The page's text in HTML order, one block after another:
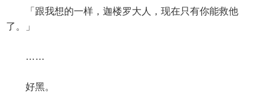
「跟我想的一样，迦楼罗大人，现在只有你能救他
了。」
……
好黑。